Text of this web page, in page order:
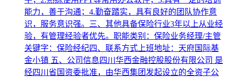
能力，善于沟通；4.勤奋踏实，具有良好的团队协作意
识，服务意识强。三、其他具备保险行业3年以上从业经
验，有管理经验者优先。职能类别：保险业务经理/主管
关键字：保险经纪四、联系方式上班地址：天府国际基
金小镇 五、公司信息四川华西金融控股股份有限公司 是
经四川省国资委批准，由华西集团发起设立的全资子公